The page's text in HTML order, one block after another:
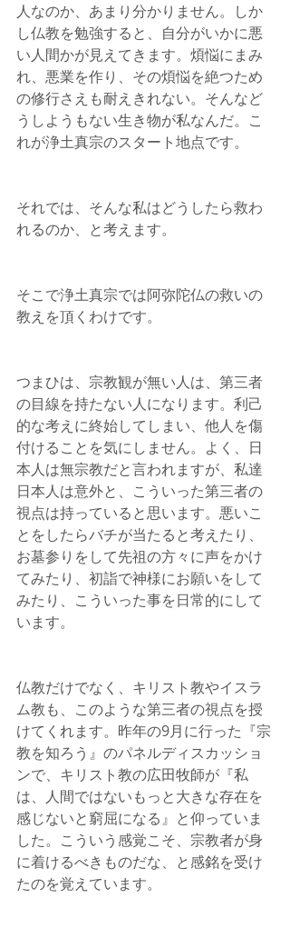
人なのか、あまり分かりません。しか
し仏教を勉強すると、自分がいかに悪
い人間かが見えてきます。煩悩にまみ
れ、悪業を作り、その煩悩を絶つため
の修行さえも耐えきれない。そんなど
うしようもない生き物が私なんだ。こ
れが浄土真宗のスタート地点です。
それでは、そんな私はどうしたら救わ
れるのか、と考えます。
そこで浄土真宗では阿弥陀仏の救いの
教えを頂くわけです。
つまひは、宗教観が無い人は、第三者
の目線を持たない人になります。利己
的な考えに終始してしまい、他人を傷
付けることを気にしません。よく、日
本人は無宗教だと言われますが、私達
日本人は意外と、こういった第三者の
視点は持っていると思います。悪いこ
とをしたらバチが当たると考えたり、
お墓参りをして先祖の方々に声をかけ
てみたり、初詣で神様にお願いをして
みたり、こういった事を日常的にして
います。
仏教だけでなく、キリスト教やイスラ
ム教も、このような第三者の視点を授
けてくれます。昨年の9月に行った『宗
教を知ろう』のパネルディスカッショ
ンで、キリスト教の広田牧師が『私
は、人間ではないもっと大きな存在を
感じないと窮屈になる』と仰っていま
した。こういう感覚こそ、宗教者が身
に着けるべきものだな、と感銘を受け
たのを覚えています。